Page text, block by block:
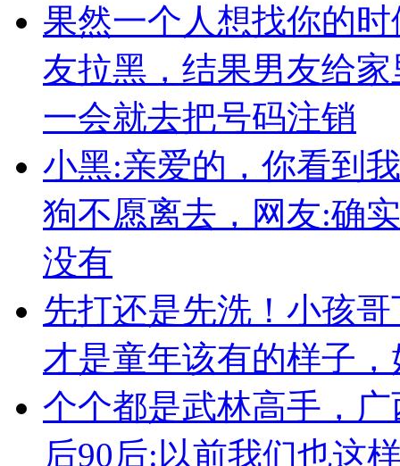
果然一个人想找你的
友拉黑，结果男友给
一会就去把号码注销
小黑:亲爱的，你看到
狗不愿离去，网友:确
没有
先打还是先洗！小孩
才是童年该有的样子
个个都是武林高手，
后90后:以前我们也这